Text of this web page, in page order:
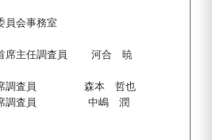
員会事務室
席主任調査員 河合 暁
上席調査員 森本 哲也
上席調査員 中嶋 潤